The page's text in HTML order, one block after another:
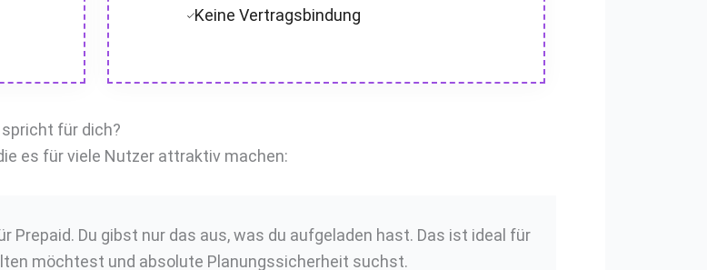
Keine Vertragsbindung
spricht für dich?
es für viele Nutzer attraktiv machen:
Prepaid. Du gibst nur das aus, was du aufgeladen hast. Das ist ideal für
möchtest und absolute Planungssicherheit suchst.